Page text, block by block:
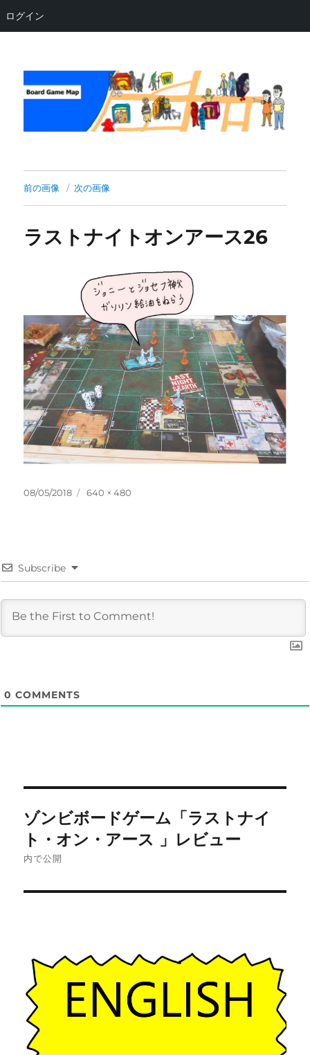
ログイン
Board Game Map
前の画像 次の画像
ラストナイトオンアース26
投
08/05/2018
フ
640 × 480
Subscribe
0 COMMENTS
稿
ナ
ビ
シ
ョ
ン
ゾンビボードゲーム「ラストナイ
ト・オン・アース 」レビュー
内で公開